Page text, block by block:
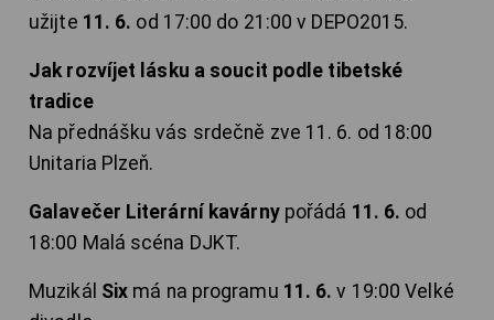
užijte 11. 6. od 17:00 do 21:00 v DEPO2015.
Jak rozvíjet lásku a soucit podle tibetské
tradice
Na přednášku vás srdečně zve 11. 6. od 18:00
Unitaria Plzeň.
Galavečer Literární kavárnypořádá 11. 6. od
18:00 Malá scéna DJKT.
Muzikál Six má na programu 11. 6. v 19:00 Velké